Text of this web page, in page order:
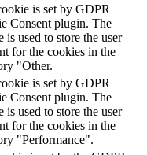
is set by GDPR
Consent plugin. The
is used to store the user
for the cookies in the
"Other.
is set by GDPR
Consent plugin. The
is used to store the user
for the cookies in the
"Performance".